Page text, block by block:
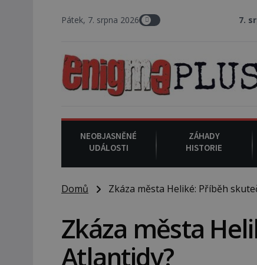
Pátek, 7. srpna 2026 :
NEOBJASNĚNÉ
UDÁLOSTI
ZÁHADY
HISTORIE
Domů Zkáza města Heliké: Příběh
Zkáza města
Atlantidy?